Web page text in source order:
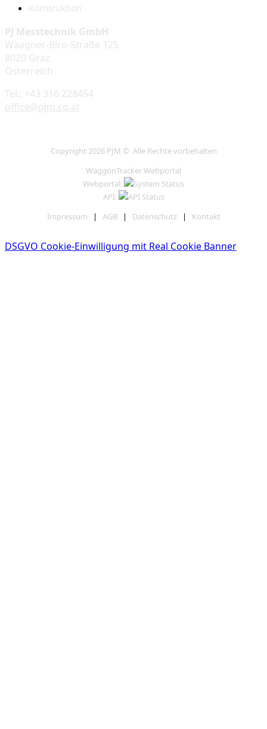
Konstruktion
PJ Messtechnik GmbH
Waagner-Biro-Straße 125
8020 Graz
Österreich
Tel.: +43 316 228454
office@pjm.co.at
Copyright 2026 PJM © Alle Rechte vorbehalten
WaggonTracker Webportal
Webportal:
API:
Impressum | AGB| Datenschutz| Kontakt
DSGVO Cookie-Einwilligung mit Real Cookie Banner